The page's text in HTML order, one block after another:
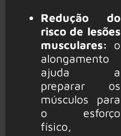
Redução do
risco de lesões
musculares: o
alongamento
ajuda a
preparar os
músculos para
o esforço
físico,